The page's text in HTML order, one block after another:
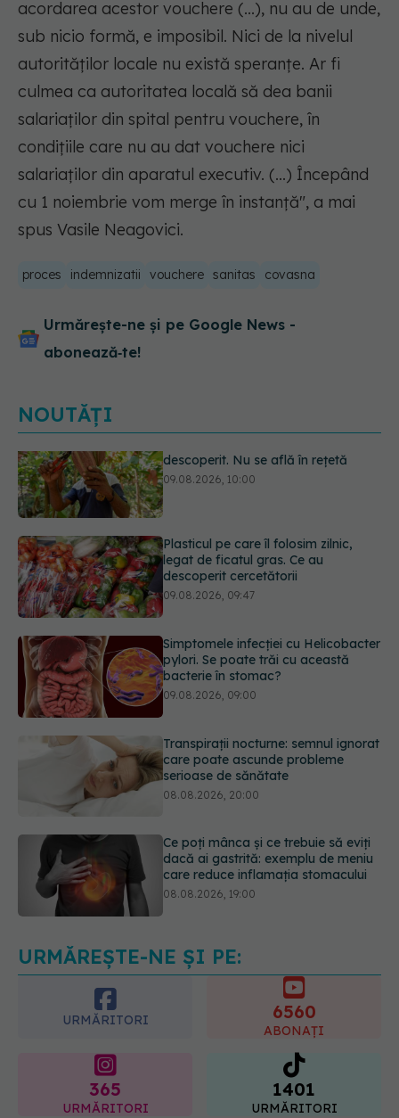
acordarea acestor vouchere (...), nu au de unde,
sub nicio formă, e imposibil. Nici de la nivelul
autorităţilor locale nu există speranţe. Ar fi
culmea ca autoritatea locală să dea banii
salariaţilor din spital pentru vouchere, în
condiţiile care nu au dat vouchere nici
salariaţilor din aparatul executiv. (...) Începând
cu 1 noiembrie vom merge în instanţă", a mai
spus Vasile Neagovici.
proces indemnizatii vouchere sanitas covasna
Urmărește-ne și pe Google News -
abonează‑te!
NOUTĂȚI
Plasticul pe care îl folosim zilnic,
Simptomele infecției cu Helicobacter
pylori. Se poate trăi cu această
Transpirații nocturne: semnul ignorat
care poate ascunde probleme
Ce poți mânca și ce trebuie să eviți
dacă ai gastrită: exemplu de meniu
Secretul ciocolatei perfecte a fost
descoperit. Nu se află în rețetă
URMĂREȘTE-NE ȘI PE:
URMĂRITORI 6560
ABONAȚI
365
URMĂRITORI
1401
URMĂRITORI